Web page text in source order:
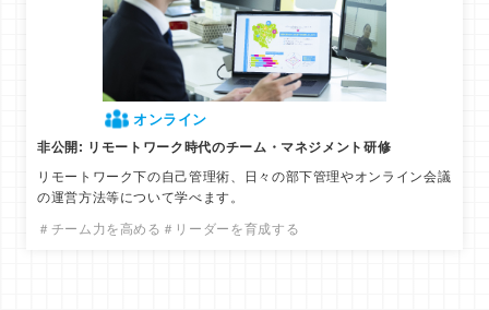
オンライン
非公開: リモートワーク時代のチーム・マネジメント研修
リモートワーク下の自己管理術、日々の部下管理やオンライン会議
の運営方法等について学べます。
＃チーム力を高める ＃リーダーを育成する